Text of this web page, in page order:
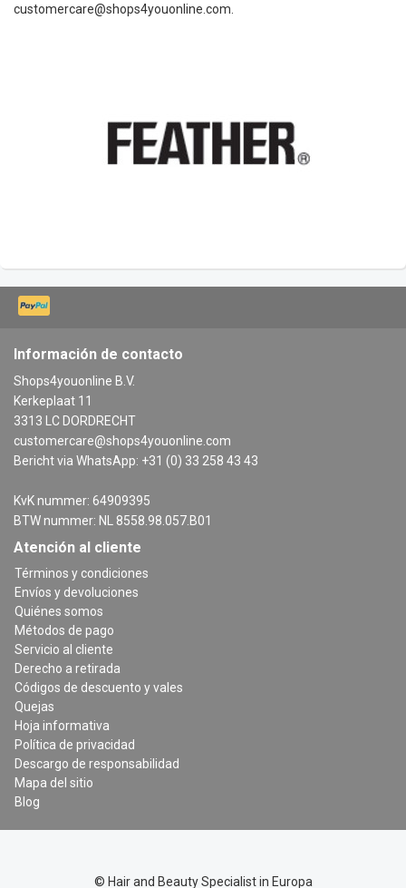
customercare@shops4youonline.com
Información de contacto
Shops4youonline B.V.
Kerkeplaat 11
3313 LC DORDRECHT
customercare@shops4youonline.com
Bericht via WhatsApp: +31 (0) 33 258 43 43
KvK nummer: 64909395
BTW nummer: NL 8558.98.057.B01
Atención al cliente
Términos y condiciones
Envíos y devoluciones
Quiénes somos
Métodos de pago
Servicio al cliente
Derecho a retirada
Códigos de descuento y vales
Quejas
Hoja informativa
Política de privacidad
Descargo de responsabilidad
Mapa del sitio
Blog
© Hair and Beauty Specialist in Europa